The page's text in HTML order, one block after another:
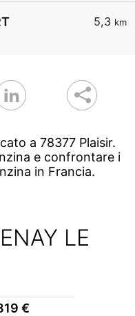
5,3 km
a 78377 Plaisir.
e confrontare i
in Francia.
LE
€